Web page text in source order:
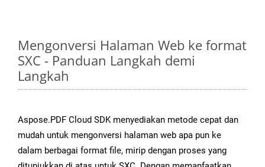
Mengonversi Halaman Web ke format
SXC - Panduan Langkah demi
Langkah
Aspose.PDF Cloud SDK menyediakan metode cepat dan
mudah untuk mengonversi halaman web apa pun ke
dalam berbagai format file, mirip dengan proses yang